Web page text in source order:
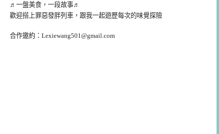
♬一盤美食，一段故事♬
歡迎搭上罪惡發胖列車，跟我一起遊歷每次的味覺探險
合作邀約： Lexiewang501@gmail.com